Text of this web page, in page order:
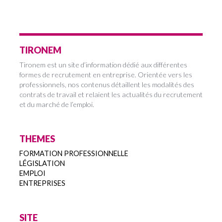
TIRONEM
Tironem est un site d’information dédié aux différentes
formes de recrutement en entreprise. Orientée vers les
professionnels, nos contenus détaillent les modalités des
contrats de travail et relaient les actualités du recrutement
et du marché de l’emploi.
THEMES
FORMATION PROFESSIONNELLE
LÉGISLATION
EMPLOI
ENTREPRISES
SITE